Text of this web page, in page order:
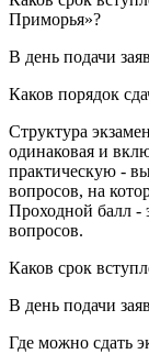
Приморья»?
В день подачи
Каков порядок
Структура
одинаковая и
практическую -
вопросов, на
Проходной балл -
вопросов.
Каков срок
В день подачи
Где можно сдать